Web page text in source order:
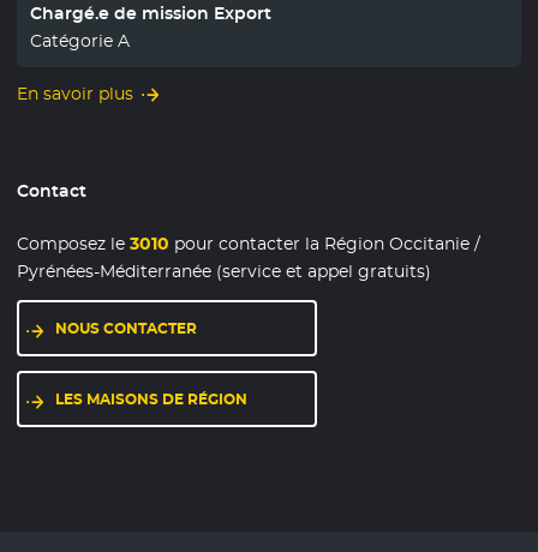
Chargé.e de mission Export
Catégorie A
En savoir plus
Contact
Composez le3010 pour contacter la Région Occitanie /
Pyrénées-Méditerranée (service et appel gratuits)
NOUS CONTACTER
LES MAISONS DE RÉGION